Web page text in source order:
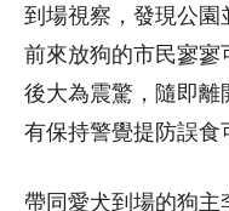
到場視察，發現公園
前來放狗的市民寥
後大為震驚，隨即離
有保持警覺提防誤食
帶同愛犬到場的狗